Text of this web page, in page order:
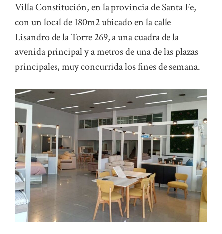
Villa Constitución, en la provincia de Santa Fe,
con un local de 180m2 ubicado en la calle
Lisandro de la Torre 269, a una cuadra de la
avenida principal y a metros de una de las plazas
principales, muy concurrida los fines de semana.